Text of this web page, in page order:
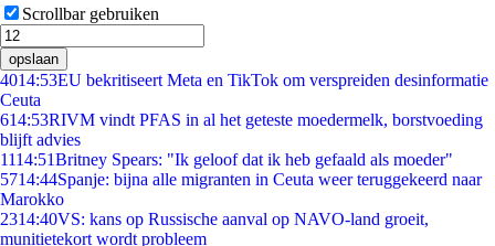
Scrollbar gebruiken
opslaan
4014:53EU bekritiseert Meta en TikTok om verspreiden desinformatie
Ceuta
614:53RIVM vindt PFAS in al het geteste moedermelk, borstvoeding
blijft advies
1114:51Britney Spears: "Ik geloof dat ik heb gefaald als moeder"
5714:44Spanje: bijna alle migranten in Ceuta weer teruggekeerd naar
Marokko
2314:40VS: kans op Russische aanval op NAVO-land groeit,
munitietekort wordt probleem